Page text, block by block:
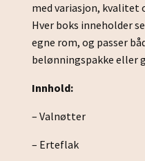
med variasjon, kvalitet
Hver boks inneholder
egne rom, og passer
belønningspakke eller
Innhold:
– Valnøtter
– Erteflak